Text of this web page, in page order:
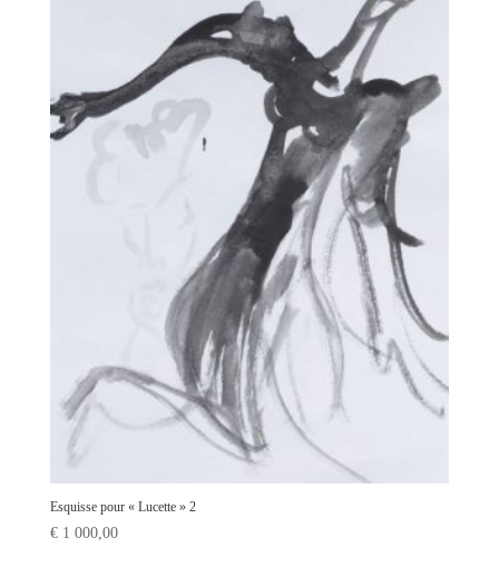
Esquisse pour « Lucette » 2
€1 000,00